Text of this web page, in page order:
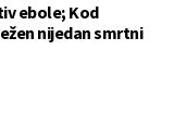
ebole; Kod
nijedan smrtni